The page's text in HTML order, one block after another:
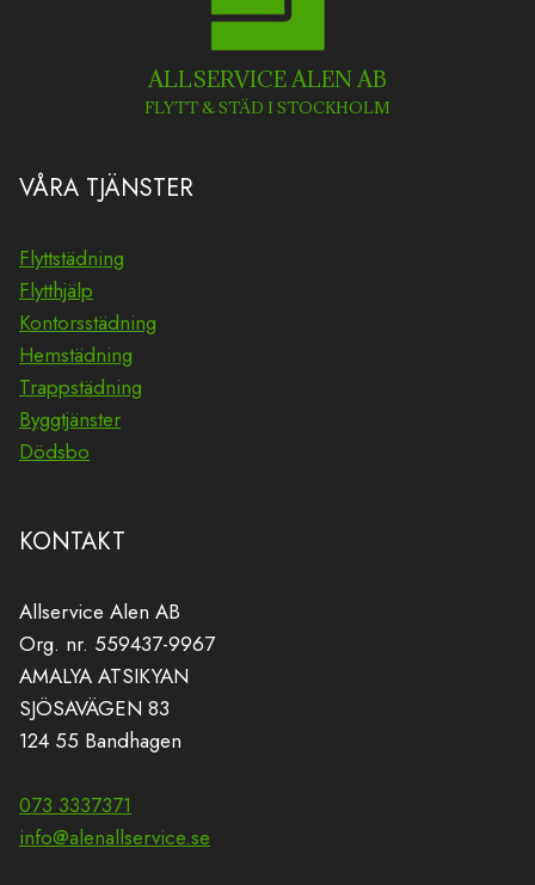
ALLSERVICE ALEN AB
FLYTT & STÄD I STOCKHOLM
VÅRA TJÄNSTER
Flyttstädning
Flytthjälp
Kontorsstädning
Hemstädning
Trappstädning
Byggtjänster
Dödsbo
KONTAKT
Allservice Alen AB
Org. nr. 559437-9967
AMALYA ATSIKYAN
SJÖSAVÄGEN 83
124 55 Bandhagen
073 3337371
info@alenallservice.se